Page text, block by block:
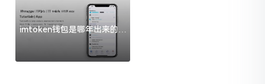
imtoken钱包是哪年出来的？
一文给你说清楚